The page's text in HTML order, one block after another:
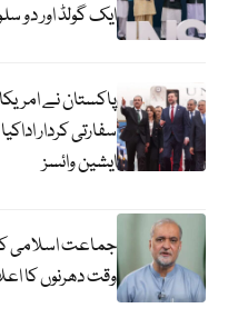
ایک گولڈ اور دو
پاکستان نے
سفارتی کردار
ایشین وائسز
وقت دھرنوں کا